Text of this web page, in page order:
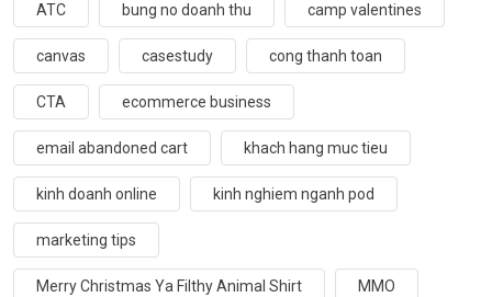
ATC bung no doanh thu camp valentines
canvas casestudy cong thanh toan
CTA ecommerce business
email abandoned cart khach hang muc tieu
kinh doanh online kinh nghiem nganh pod
marketing tips
Merry Christmas Ya Filthy Animal Shirt MMO